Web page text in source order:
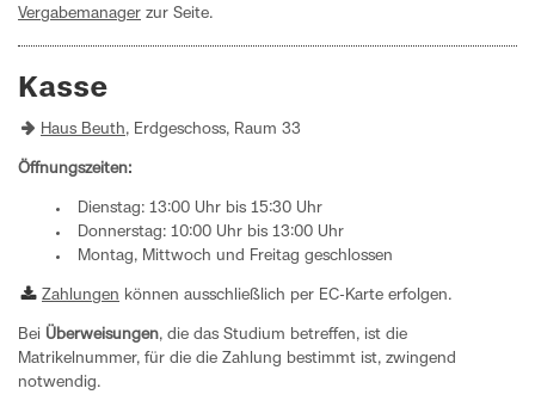
Vergabemanager zur Seite.
Kasse
Haus Beuth, Erdgeschoss, Raum 33
Öffnungszeiten:
Dienstag: 13:00 Uhr bis 15:30 Uhr
Donnerstag: 10:00 Uhr bis 13:00 Uhr
Montag, Mittwoch und Freitag geschlossen
Zahlungen können ausschließlich per EC-Karte erfolgen.
Bei Überweisungen, die das Studium betreffen, ist die
Matrikelnummer, für die die Zahlung bestimmt ist, zwingend
notwendig.